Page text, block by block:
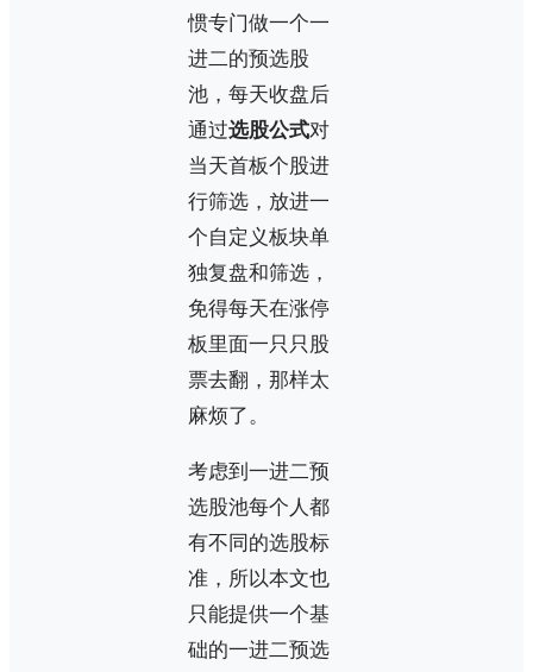
惯专门做一个一
进二的预选股
池，每天收盘后
通过选股公式对
当天首板个股进
行筛选，放进一
个自定义板块单
独复盘和筛选，
免得每天在涨停
板里面一只只股
票去翻，那样太
麻烦了。
考虑到一进二预
选股池每个人都
有不同的选股标
准，所以本文也
只能提供一个基
础的一进二预选